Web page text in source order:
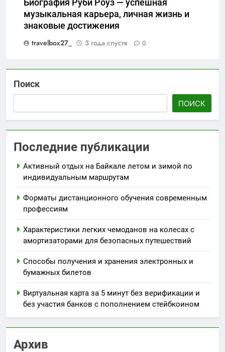
Биография Руби Роуз — успешная
музыкальная карьера, личная жизнь и
знаковые достижения
travelbox27_
3 года спустя 0
Поиск
ПОИСК
Последние публикации
Активный отдых на Байкале летом и зимой по
индивидуальным маршрутам
Форматы дистанционного обучения современным
профессиям
Характеристики легких чемоданов на колесах с
амортизаторами для безопасных путешествий
Способы получения и хранения электронных и
бумажных билетов
Виртуальная карта за 5 минут без верификации и
без участия банков с пополнением стейбкоином
Архив